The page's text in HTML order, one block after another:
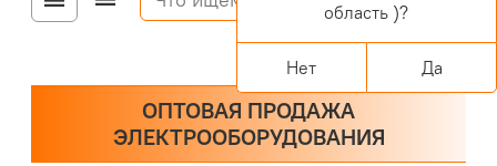
Корзина
0 позиций
ОПТОВАЯ ПРОДАЖА
ЭЛЕКТРООБОРУДОВАНИЯ
область )?
Нет Да